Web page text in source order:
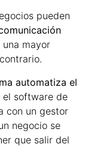
pueden
mayor
automatiza el
el software de
con un gestor
negocio se
que salir del